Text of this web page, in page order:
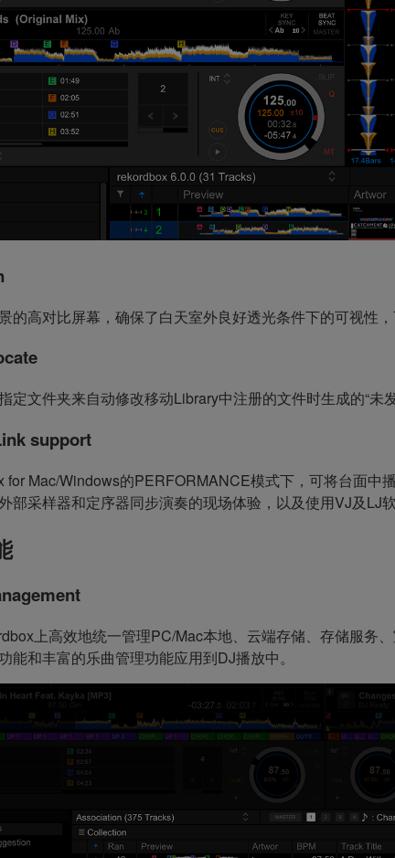
的高对比屏幕，确保了白天室外良好透光条件下的可视性，
定文件夹来自动修改移动Library中注册的文件时生成的“未发
support
for Mac/Windows的PERFORMANCE模式下，可将台面
部采样器和定序器同步演奏的现场体验，以及使用VJ及LJ
上高效地统一管理PC/Mac本地、云端存储、存储服务
能和丰富的乐曲管理功能应用到DJ播放中。